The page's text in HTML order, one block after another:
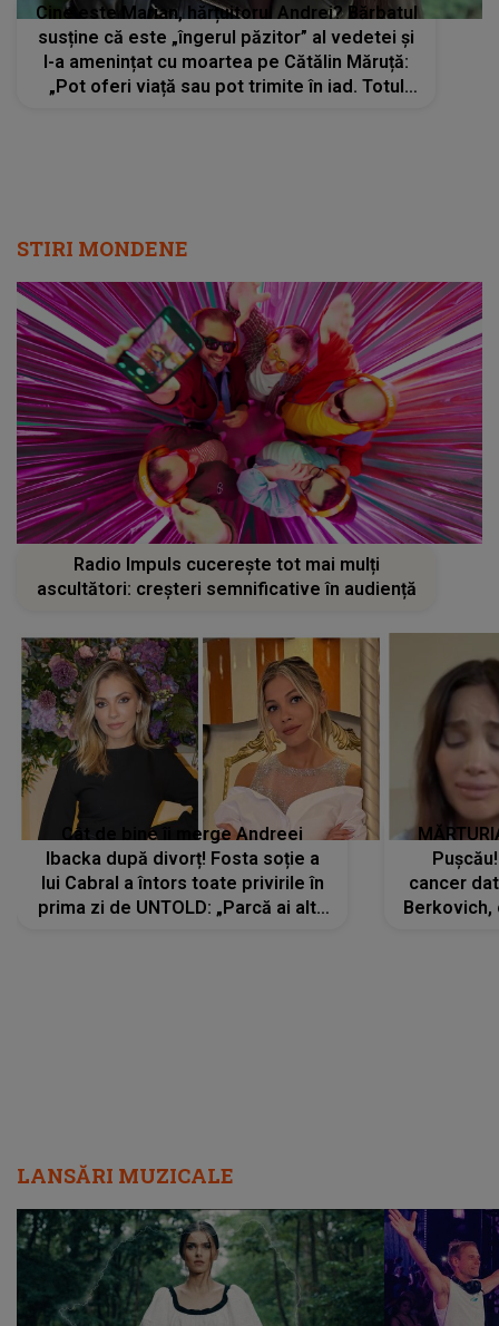
Cine este Marian, hărțuitorul Andrei? Bărbatul
susține că este „îngerul păzitor” al vedetei și
l-a amenințat cu moartea pe Cătălin Măruță:
„Pot oferi viață sau pot trimite în iad. Totul
STIRI MONDENE
Radio Impuls cucerește tot mai mulți
ascultători: creșteri semnificative în audiență
Cât de bine îi merge Andreei
Ibacka după divorț! Fosta soție a
lui Cabral a întors toate privirile în
prima zi de UNTOLD: „Parcă ai altă
cancer
Berkovich,
LANSĂRI MUZICALE